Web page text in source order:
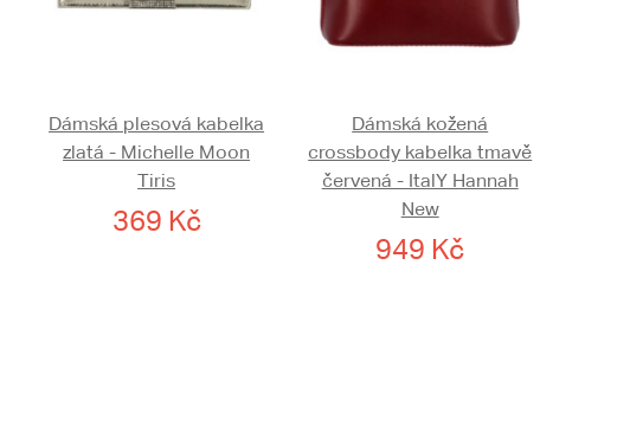
Dámská plesová kabelka
zlatá - Michelle Moon
Tiris
369 Kč
Dámská kožená
crossbody kabelka tmavě
červená - ItalY Hannah
New
949 Kč